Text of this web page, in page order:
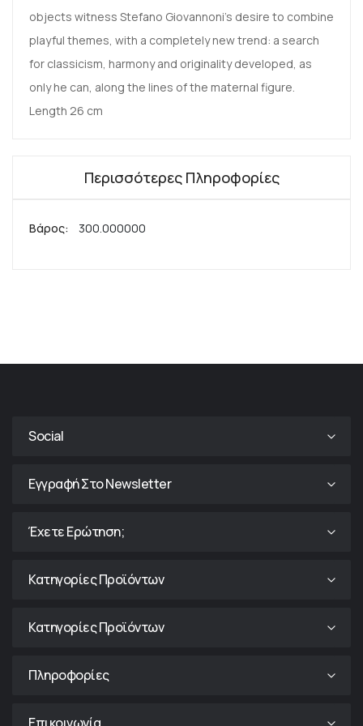
objects witness Stefano Giovannoni's desire to combine
playful themes, with a completely new trend: a search
for classicism, harmony and originality developed, as
only he can, along the lines of the maternal figure.
Length 26 cm
Περισσότερες Πληροφορίες
Περισσότερες300.000000
Social
Εγγραφή Στο Newsletter
Έχετε Ερώτηση;
Κατηγορίες Προϊόντων
Κατηγορίες Προϊόντων
Πληροφορίες